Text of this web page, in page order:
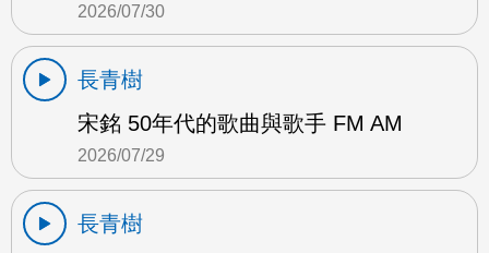
2026/07/30
長青樹
宋銘 50年代的歌曲與歌手 FM AM
2026/07/29
長青樹